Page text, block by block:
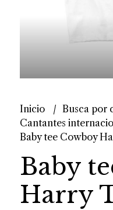
Inicio
Busca por
Cantantes
Baby tee Cowboy
Baby
Harry